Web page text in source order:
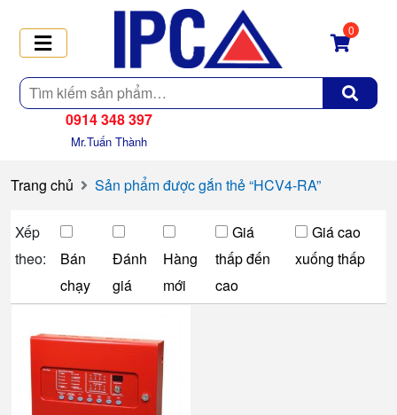
Tìm
kiếm
0
0914 348 397
Mr.Tuấn Thành
Trang chủ Sản phẩm được gắn thẻ “HCV4-RA”
Xếp
theo:
Bán
chạy
Đánh
giá
Hàng
mới
Giá
thấp đến
cao
Giá cao
xuống thấp